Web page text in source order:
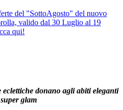
del "SottoAgosto" del nuovo
valido dal 30 Luglio al 19
qui!
donano agli abiti eleganti
glam